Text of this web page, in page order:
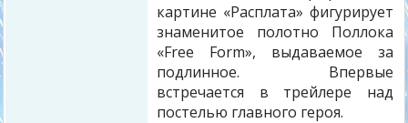
картине «Расплата» фигурирует
знаменитое полотно Поллока
«Free Form», выдаваемое за
подлинное. Впервые
встречается в трейлере над
постелью главного героя.